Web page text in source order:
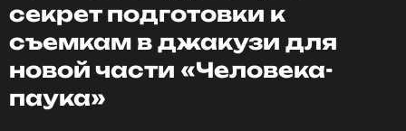
секрет подготовки к
съемкам в джакузи для
новой части «Человека-
паука»